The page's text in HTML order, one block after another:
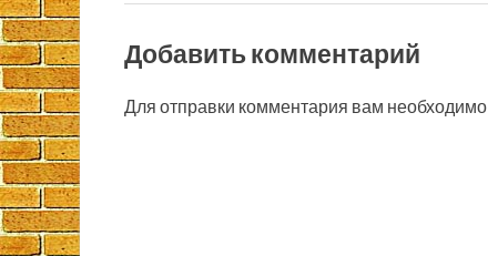
Добавить комментарий
Для отправки комментария вам необходимо